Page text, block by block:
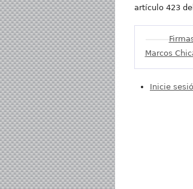
artículo 423
Marcos
Inicie